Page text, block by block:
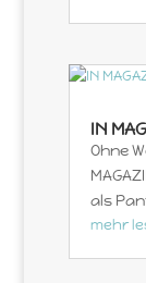
IN
Ohne
als
mehr